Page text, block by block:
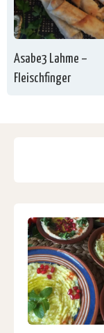
Asabe3 Lahme –
Fleischfinger